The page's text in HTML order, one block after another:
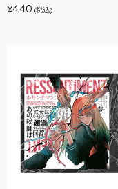
¥440 (税込)